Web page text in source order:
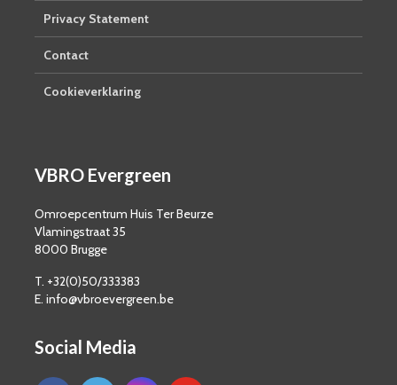
Privacy Statement
Contact
Cookieverklaring
VBRO Evergreen
Omroepcentrum Huis Ter Beurze
Vlamingstraat 35
8000 Brugge
T. +32(0)50/333383
E. info@vbroevergreen.be
Social Media